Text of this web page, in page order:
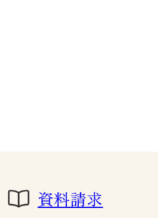
資料請求